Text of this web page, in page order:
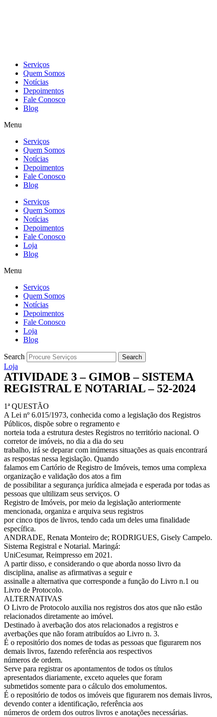
Serviços
Quem Somos
Notícias
Depoimentos
Fale Conosco
Blog
Menu
Serviços
Quem Somos
Notícias
Depoimentos
Fale Conosco
Blog
Serviços
Quem Somos
Notícias
Depoimentos
Fale Conosco
Loja
Blog
Menu
Serviços
Quem Somos
Notícias
Depoimentos
Fale Conosco
Loja
Blog
Search Search
Loja
ATIVIDADE 3 – GIMOB – SISTEMA
REGISTRAL E NOTARIAL – 52-2024
1ª QUESTÃO
A Lei nº 6.015/1973, conhecida como a legislação dos Registros
Públicos, dispõe sobre o regramento e
norteia toda a estrutura destes Registros no território nacional. O
corretor de imóveis, no dia a dia do seu
trabalho, irá se deparar com inúmeras situações as quais encontrará
as respostas nessa legislação. Quando
falamos em Cartório de Registro de Imóveis, temos uma complexa
organização e validação dos atos a fim
de possibilitar a segurança jurídica almejada e esperada por todas as
pessoas que ultilizam seus serviços. O
Registro de Imóveis, por meio da legislação anteriormente
mencionada, organiza e arquiva seus registros
por cinco tipos de livros, tendo cada um deles uma finalidade
específica.
ANDRADE, Renata Monteiro de; RODRIGUES, Gisely Campelo.
Sistema Registral e Notarial. Maringá:
UniCesumar, Reimpresso em 2021.
A partir disso, e considerando o que aborda nosso livro da
disciplina, analise as afirmativas a seguir e
assinalle a alternativa que corresponde a função do Livro n.1 ou
Livro de Protocolo.
ALTERNATIVAS
O Livro de Protocolo auxilia nos registros dos atos que não estão
relacionados diretamente ao imóvel.
Destinado à averbação dos atos relacionados a registros e
averbações que não foram atribuídos ao Livro n. 3.
É o repositório dos nomes de todas as pessoas que figurarem nos
demais livros, fazendo referência aos respectivos
números de ordem.
Serve para registrar os apontamentos de todos os títulos
apresentados diariamente, exceto aqueles que foram
submetidos somente para o cálculo dos emolumentos.
É o repositório de todos os imóveis que figurarem nos demais livros,
devendo conter a identificação, referência aos
números de ordem dos outros livros e anotações necessárias.